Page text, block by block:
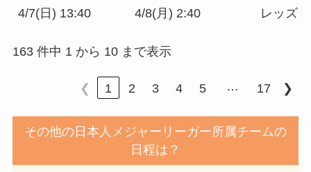
4/7(日) 13:40 4/8(月) 2:40 レッズ
163 件中 1 から 10 まで表示
❮ 1 2 3 4 5 … 17 ❯
その他の日本人メジャーリーガー所属チームの
日程は？